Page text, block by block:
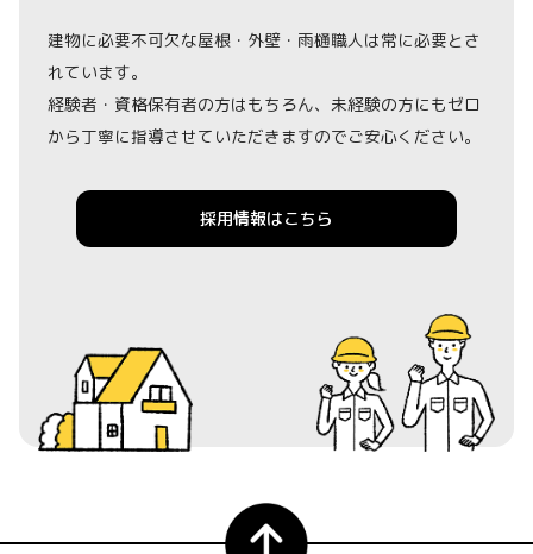
建物に必要不可欠な屋根・外壁・雨樋職人は常に必要とさ
れています。
経験者・資格保有者の方はもちろん、未経験の方にもゼロ
から丁寧に指導させていただきますのでご安心ください。
採用情報はこちら